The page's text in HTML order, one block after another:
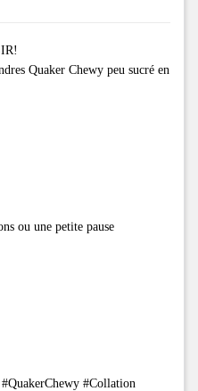
Quaker Chewy peu sucré en
ou une petite pause
#Collation